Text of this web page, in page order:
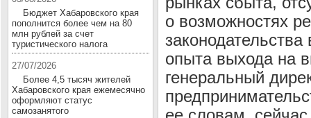
о возможностях
опыта выхода на
генеральный
Бюджет Хабаровского края
пополнится более чем на 80
млн рублей за счет
туристического налога
27/07/2026
Более 4,5 тысяч жителей
Хабаровского края ежемесячно
оформляют статус
самозанятого